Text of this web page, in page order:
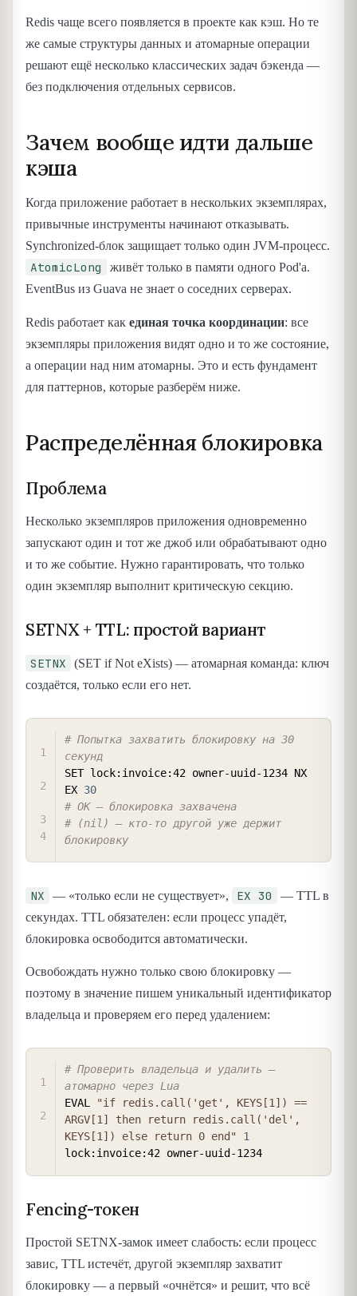
Redis чаще всего появляется в проекте как кэш. Но те
же самые структуры данных и атомарные операции
решают ещё несколько классических задач бэкенда —
без подключения отдельных сервисов.
Зачем вообще идти дальше
кэша
Когда приложение работает в нескольких экземплярах,
привычные инструменты начинают отказывать.
Synchronized-блок защищает только один JVM-процесс.
AtomicLong
живёт только в памяти одного Pod'а.
EventBus из Guava не знает о соседних серверах.
Redis работает как единая точка координации: все
экземпляры приложения видят одно и то же состояние,
а операции над ним атомарны. Это и есть фундамент
для паттернов, которые разберём ниже.
Распределённая блокировка
Проблема
Несколько экземпляров приложения одновременно
запускают один и тот же джоб или обрабатывают одно
и то же событие. Нужно гарантировать, что только
один экземпляр выполнит критическую секцию.
SETNX + TTL: простой вариант
SETNX
(SET if Not eXists) — атомарная команда: ключ
создаётся, только если его нет.
# Попытка захватить блокировку на 30
секунд
SET lock:invoice:42 owner-uuid-1234 NX
EX 30
# OK — блокировка захвачена
# (nil) — кто-то другой уже держит
блокировку
NX — «только если не существует», EX 30
— TTL в
секундах. TTL обязателен: если процесс упадёт,
блокировка освободится автоматически.
Освобождать нужно только свою блокировку —
поэтому в значение пишем уникальный идентификатор
владельца и проверяем его перед удалением:
# Проверить владельца и удалить —
атомарно через Lua
EVAL
"if redis.call('get', KEYS[1]) ==
ARGV[1] then return redis.call('del',
KEYS[1]) else return 0 end"
1
Fencing-токен
Простой SETNX-замок имеет слабость: если процесс
завис, TTL истечёт, другой экземпляр захватит
блокировку — а первый «очнётся» и решит, что всё